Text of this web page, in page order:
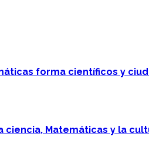
forma científicos y
ciencia, Matemáticas y la